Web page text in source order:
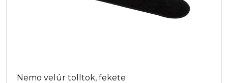
Nemo velúr tolltok, fekete